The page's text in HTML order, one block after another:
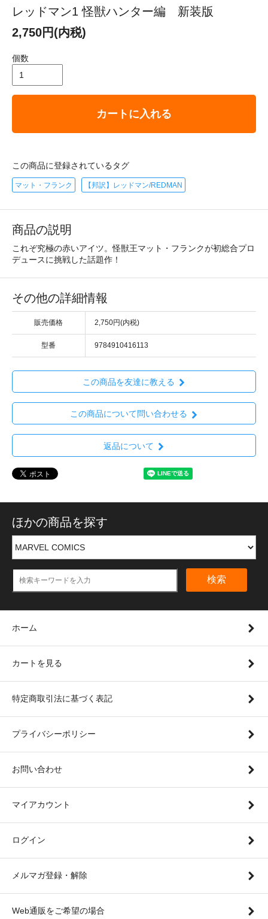
レッドマン1 怪獣ハンター編 新装版
2,750円(内税)
個数
カートに入れる
この商品に登録されているタグ
マット・フランク 【邦訳】レッドマン/REDMAN
商品の説明
これぞ究極の赤いアイツ。怪獣王マット・フランクが初総合プロ
デュースに挑戦した話題作！
その他の詳細情報
販売価格 2,750円(内税)
型番 9784910416113
この商品を友達に教える
この商品について問い合わせる
返品について
ほかの商品を探す
検索
ホーム
カートを見る
特定商取引法に基づく表記
プライバシーポリシー
お問い合わせ
マイアカウント
ログイン
メルマガ登録・解除
Web通販をご希望の場合